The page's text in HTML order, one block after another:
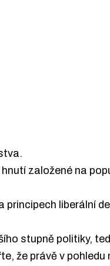
založené na
liberální
stupně politiky,
že právě v